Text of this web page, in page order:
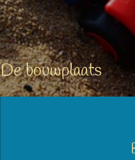
De bouwplaats